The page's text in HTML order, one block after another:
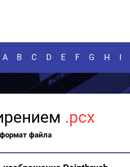
A B C D E F G H I
.pcx
файла